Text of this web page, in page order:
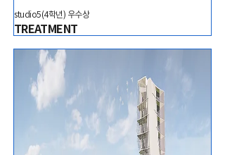
studio5(4학년) 우수상
TREATMENT